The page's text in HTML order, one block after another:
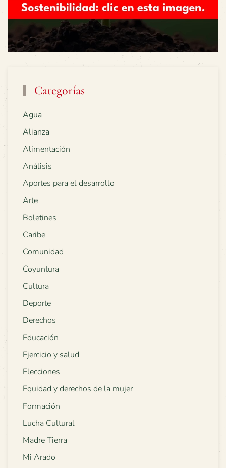
Categorías
Agua
Alianza
Alimentación
Análisis
Aportes para el desarrollo
Arte
Boletines
Caribe
Comunidad
Coyuntura
Cultura
Deporte
Derechos
Educación
Ejercicio y salud
Elecciones
Equidad y derechos de la mujer
Formación
Lucha Cultural
Madre Tierra
Mi Arado